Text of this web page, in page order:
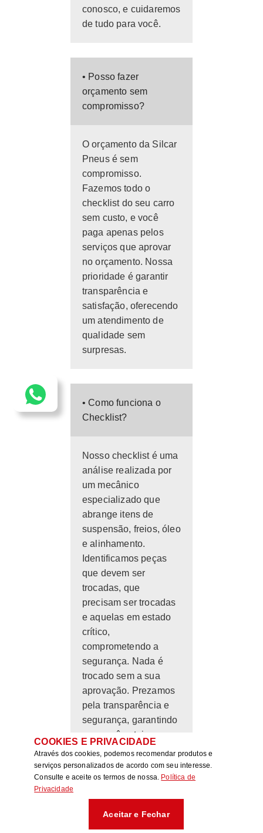
conosco, e cuidaremos
de tudo para você.
• Posso fazer
orçamento sem
compromisso?
O orçamento da Silcar
Pneus é sem
compromisso.
Fazemos todo o
checklist do seu carro
sem custo, e você
paga apenas pelos
serviços que aprovar
no orçamento. Nossa
prioridade é garantir
transparência e
satisfação, oferecendo
um atendimento de
qualidade sem
surpresas.
• Como funciona o
Checklist?
Nosso checklist é uma
análise realizada por
um mecânico
especializado que
abrange itens de
suspensão, freios, óleo
e alinhamento.
Identificamos peças
que devem ser
trocadas, que
precisam ser trocadas
e aquelas em estado
crítico,
comprometendo a
segurança. Nada é
trocado sem a sua
aprovação. Prezamos
pela transparência e
segurança, garantindo
que você esteja
sempre ciente do
estado do seu veículo.
• Feito o check list, eu
COOKIES E PRIVACIDADE
Através dos cookies, podemos recomendar produtos e
serviços personalizados de acordo com seu interesse.
Consulte e aceite os termos de nossa. Política de
Privacidade
Aceitar e Fechar